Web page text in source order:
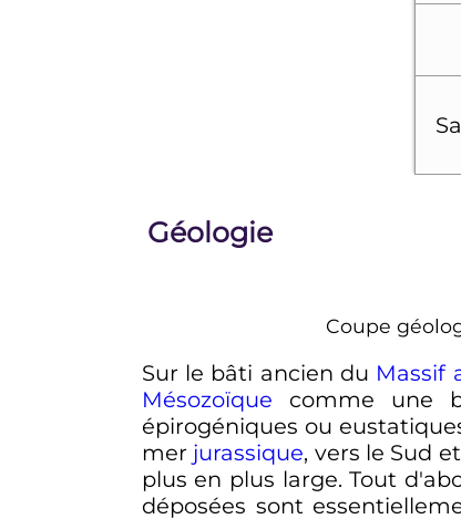
Géologie
Coupe
Sur le bâti ancien du Massif
Mésozoïque comme une
épirogéniques ou
mer jurassique, vers le Sud
plus en plus large. Tout
déposées sont